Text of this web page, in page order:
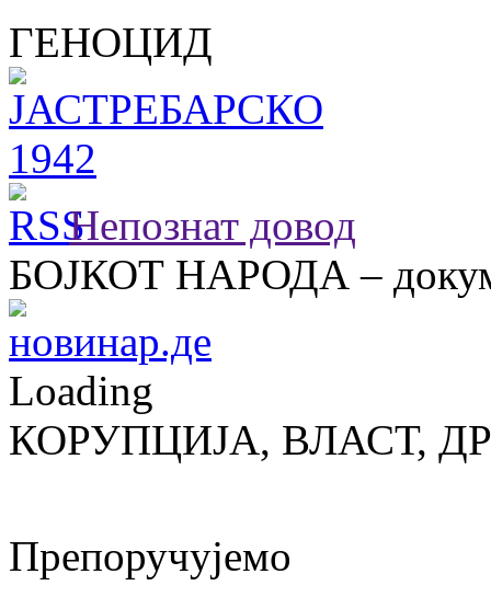
ГЕНОЦИД
Непознат довод
БОЈКОТ НАРОДА –
Loading
КОРУПЦИЈА, ВЛАСТ,
Препоручујемо